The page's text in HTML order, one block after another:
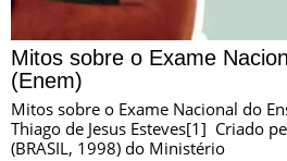
Mitos sobre o Exame
(Enem)
Mitos sobre o Exame Nacional do
Thiago de Jesus Esteves[1] Criado
(BRASIL, 1998) do Ministério